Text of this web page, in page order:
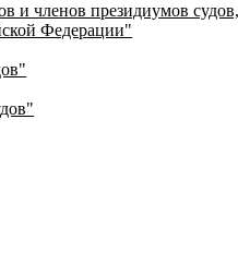
членов президиумов
Федерации"